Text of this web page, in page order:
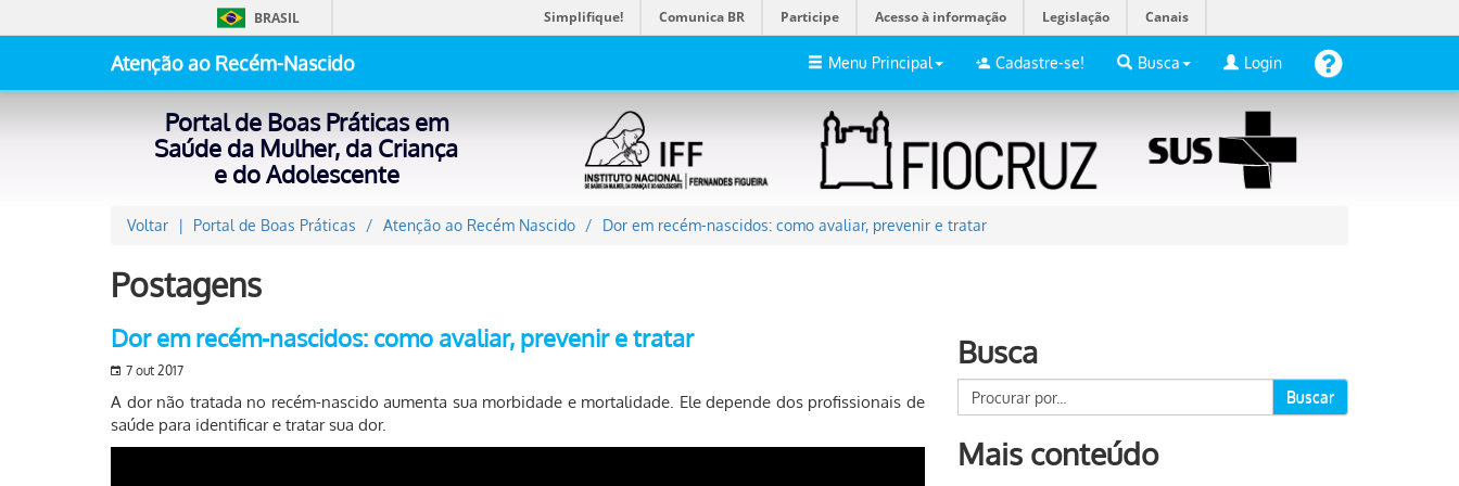
BRASIL Simplifique! Comunica BR Participe Acesso à informação Legislação Canais
Atenção ao Recém-Nascido Menu Principal Cadastre-se! Busca Login
Portal de Boas Práticas em
Saúde da Mulher, da Criança
e do Adolescente
Voltar Portal de Boas Práticas Atenção ao Recém Nascido Dor em recém-nascidos: como avaliar, prevenir e tratar
Postagens
Dor em recém-nascidos: como avaliar, prevenir e tratar
7 out 2017
A dor não tratada no recém-nascido aumenta sua morbidade e mortalidade. Ele depende dos profissionais de
saúde para identificar e tratar sua dor.
Busca
Buscar
Mais conteúdo